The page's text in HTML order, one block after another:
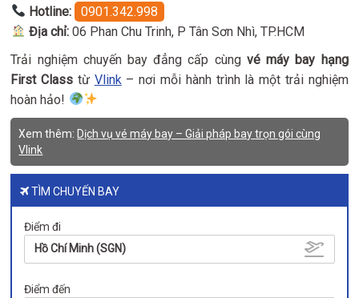
Hotline:
0901.342.998
Địa chỉ:06 Phan Chu Trinh, P Tân Sơn Nhì, TP.HCM
Trải nghiệm chuyến bay đẳng cấp cùng vé máy bay hạng
First Class từ Vlink – nơi mỗi hành trình là một trải nghiệm
hoàn hảo!
Xem thêm: Dịch vụ vé máy bay – Giải pháp bay trọn gói cùng
Vlink
TÌM CHUYẾN BAY
Điểm đi
Hồ Chí Minh (SGN)
Điểm đến